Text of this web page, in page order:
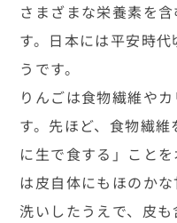
さまざまな栄養素を
す。日本には平安時
うです。
りんごは食物繊維や
す。先ほど、食物繊
に生で食する」こと
は皮自体にもほのか
洗いしたうえで、皮